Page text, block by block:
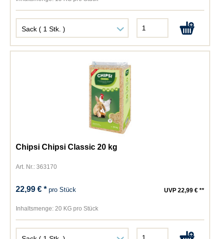
Chipsi Chipsi Classic 20 kg
Art. Nr.: 363170
22,99 € *pro Stück UVP 22,99 € **
Inhaltsmenge: 20 KG pro Stück